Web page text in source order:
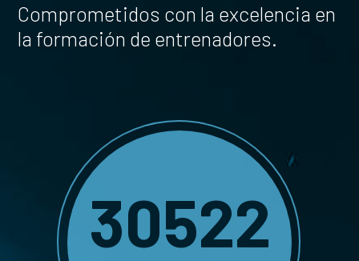
Comprometidos con la excelencia en
la formación de entrenadores.
30522